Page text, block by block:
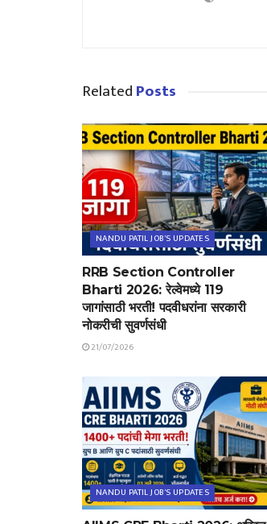
RelatedPosts
NANDU PATIL JOB'S UPDATES
RRB Section Controller
Bharti 2026: रेल्वेमध्ये 119
जागांसाठी भरती! पदवीधरांना सरकारी
नोकरीची सुवर्णसंधी
21/07/2026
NANDU PATIL JOB'S UPDATES